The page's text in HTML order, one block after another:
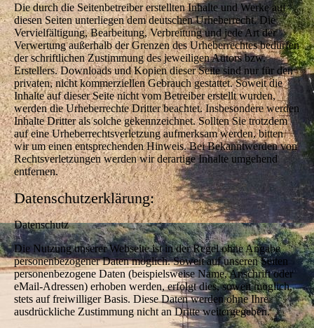
Die durch die Seitenbetreiber erstellten Inhalte und Werke auf
diesen Seiten unterliegen dem deutschen Urheberrecht. Die
Vervielfältigung, Bearbeitung, Verbreitung und jede Art der
Verwertung außerhalb der Grenzen des Urheberrechtes bedürfen
der schriftlichen Zustimmung des jeweiligen Autors bzw.
Erstellers. Downloads und Kopien dieser Seite sind nur für den
privaten, nicht kommerziellen Gebrauch gestattet. Soweit die
Inhalte auf dieser Seite nicht vom Betreiber erstellt wurden,
werden die Urheberrechte Dritter beachtet. Insbesondere werden
Inhalte Dritter als solche gekennzeichnet. Sollten Sie trotzdem
auf eine Urheberrechtsverletzung aufmerksam werden, bitten
wir um einen entsprechenden Hinweis. Bei Bekanntwerden von
Rechtsverletzungen werden wir derartige Inhalte umgehend
entfernen.
Datenschutzerklärung:
Datenschutz
Die Nutzung unserer Webseite ist in der Regel ohne Angabe
personenbezogener Daten möglich. Soweit auf unseren Seiten
personenbezogene Daten (beispielsweise Name, Anschrift oder
eMail-Adressen) erhoben werden, erfolgt dies, soweit möglich,
stets auf freiwilliger Basis. Diese Daten werden ohne Ihre
ausdrückliche Zustimmung nicht an Dritte weitergegeben.